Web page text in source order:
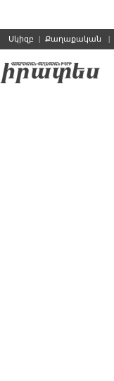
Սկիզբ | Քաղաքական |